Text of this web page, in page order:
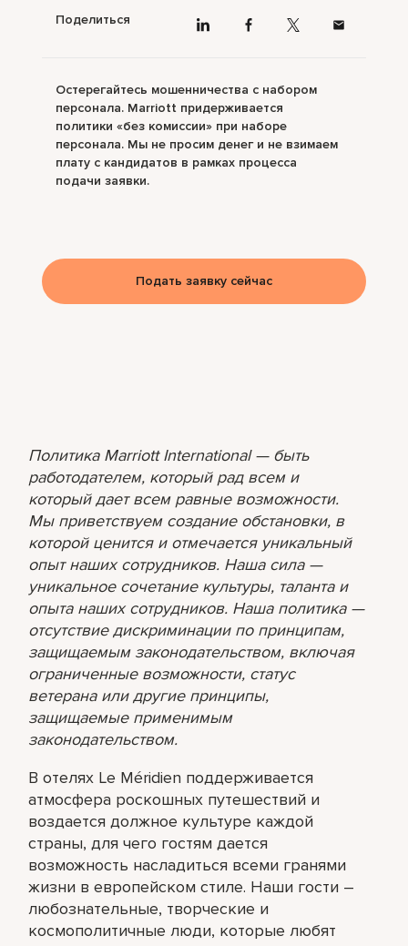
Политика Marriott International — быть
работодателем, который рад всем и
который дает всем равные возможности.
Мы приветствуем создание обстановки, в
которой ценится и отмечается уникальный
опыт наших сотрудников. Наша сила —
уникальное сочетание культуры, таланта и
опыта наших сотрудников. Наша политика —
отсутствие дискриминации по принципам,
защищаемым законодательством, включая
ограниченные возможности, статус
ветерана или другие принципы,
защищаемые применимым
законодательством.
В отелях Le Méridien поддерживается
атмосфера роскошных путешествий и
воздается должное культуре каждой
страны, для чего гостям дается
возможность насладиться всеми гранями
жизни в европейском стиле. Наши гости –
любознательные, творческие и
космополитичные люди, которые любят
Поделиться
Остерегайтесь мошенничества с набором
персонала. Marriott придерживается
политики «без комиссии» при наборе
персонала. Мы не просим денег и не взимаем
плату с кандидатов в рамках процесса
подачи заявки.
Подать заявку сейчас